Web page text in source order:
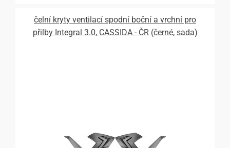
čelní kryty ventilací spodní boční a vrchní pro
přilby Integral 3.0, CASSIDA - ČR (černé, sada)